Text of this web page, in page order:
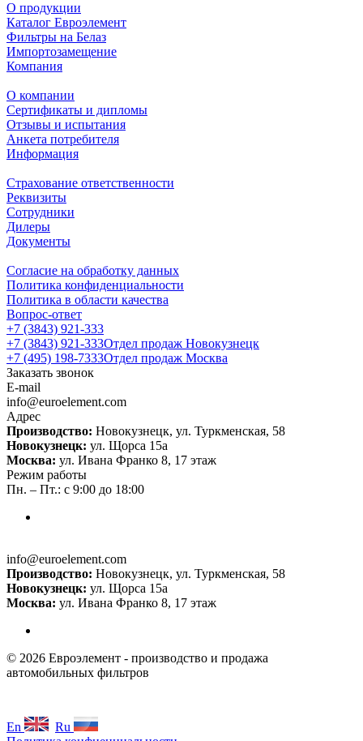
О продукции
Каталог Евроэлемент
Фильтры на Белаз
Импортозамещение
Компания
О компании
Сертификаты и дипломы
Отзывы и испытания
Анкета потребителя
Информация
Страхование ответственности
Реквизиты
Сотрудники
Дилеры
Документы
Согласие на обработку данных
Политика конфиденциальности
Политика в области качества
Вопрос-ответ
+7 (3843) 921-333
+7 (3843) 921-333Отдел продаж Новокузнецк
+7 (495) 198-7333Отдел продаж Москва
Заказать звонок
E-mail
info@euroelement.com
Адрес
Производство: Новокузнецк, ул. Туркменская, 58
Новокузнецк: ул. Щорса 15а
Москва: ул. Ивана Франко 8, 17 этаж
Режим работы
Пн. – Пт.: с 9:00 до 18:00
info@euroelement.com
Производство: Новокузнецк, ул. Туркменская, 58
Новокузнецк: ул. Щорса 15а
Москва: ул. Ивана Франко 8, 17 этаж
© 2026 Евроэлемент - производство и продажа
автомобильных фильтров
En
Ru